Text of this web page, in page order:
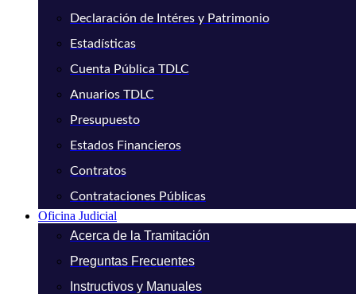
Declaración de Intéres y Patrimonio
Estadísticas
Cuenta Pública TDLC
Anuarios TDLC
Presupuesto
Estados Financieros
Contratos
Contrataciones Públicas
Oficina Judicial
Acerca de la Tramitación
Preguntas Frecuentes
Instructivos y Manuales